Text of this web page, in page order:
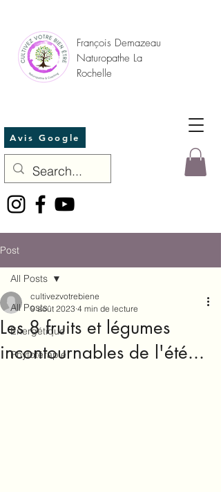
François Demazeau
Naturopathe La
Rochelle
Avis Google
Post
All Posts
Energétique
Phytotérapie
All Posts
Les 8 fruits et légumes
incontournables de l'été...
cultivezvotrebiene
9 août 2023 4 min de lecture